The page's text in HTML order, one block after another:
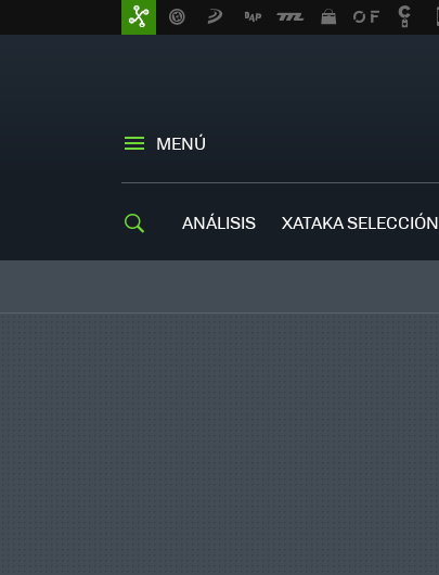
MENÚ
ANÁLISIS XATAKA SELECCIÓN